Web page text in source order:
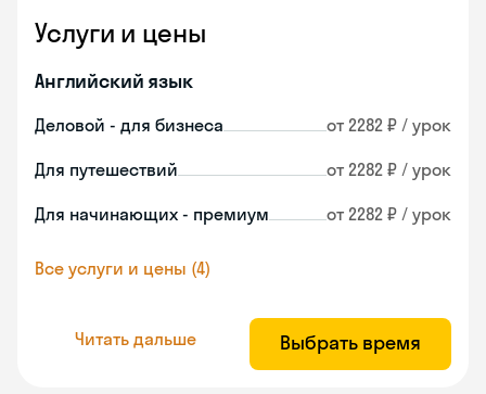
Услуги и цены
Английский язык
Деловой - для бизнеса от 2282 ₽ / урок
Для путешествий от 2282 ₽ / урок
Для начинающих - премиум от 2282 ₽ / урок
Все услуги и цены (4)
Читать дальше Выбрать время